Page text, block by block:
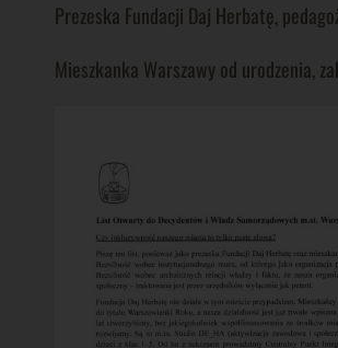
Prezeska Fundacji Daj Herbatę,
Mieszkanka Warszawy od urodzenia,